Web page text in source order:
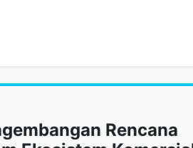
Rencana